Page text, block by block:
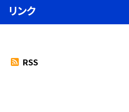
リンク
RSS